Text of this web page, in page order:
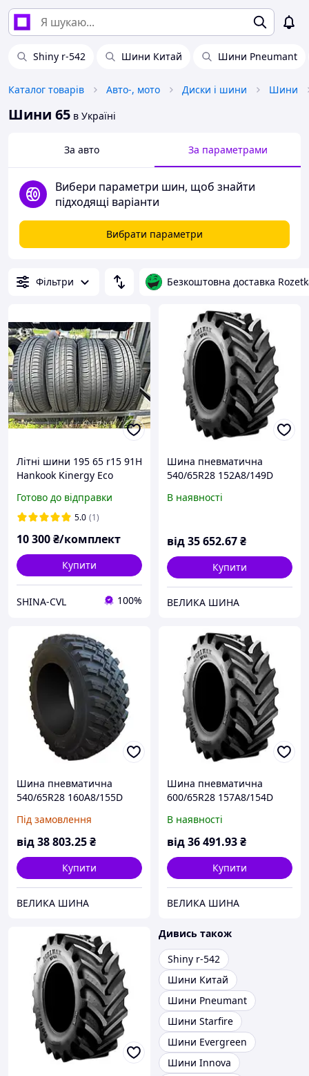
Shiny r-542 Шини Китай Шини Pneumant
Каталог товарів Авто-, мото Диски і шини Шини
Шини 65 в Україні
За авто За параметрами
Вибери параметри шин, щоб знайти
підходящі варіанти
Вибрати параметри
Фільтри Безкоштовна доставка
Літні шини 195 65 r15 91H
Hankook Kinergy Eco
Готово до відправки
5.0 (1)
10 300₴/комплект
Купити
SHINA-CVL 100%
Шина пневматична
540/65R28 152A8/149D
15727100
В наявності
від35 652.67₴
Купити
ВЕЛИКА ШИНА
Шина пневматична
540/65R28 160A8/155D
TL
Під замовлення
від38 803.25₴
Купити
ВЕЛИКА ШИНА
Шина пневматична
600/65R28 157A8/154D
В наявності
від36 491.93₴
Купити
ВЕЛИКА ШИНА
Дивись також
Shiny r-542
Шини Китай
Шини Pneumant
Шини Starfire
Шини Evergreen
Шини Innova